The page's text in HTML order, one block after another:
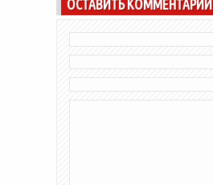
ОСТАВИТЬ КОММЕНТАРИЙ